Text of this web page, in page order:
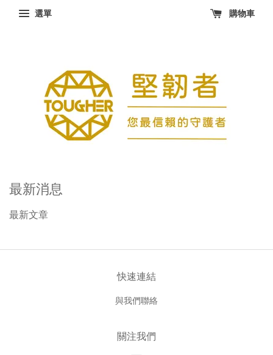
選單 購物車
最新消息
最新文章
快速連結
與我們聯絡
關注我們